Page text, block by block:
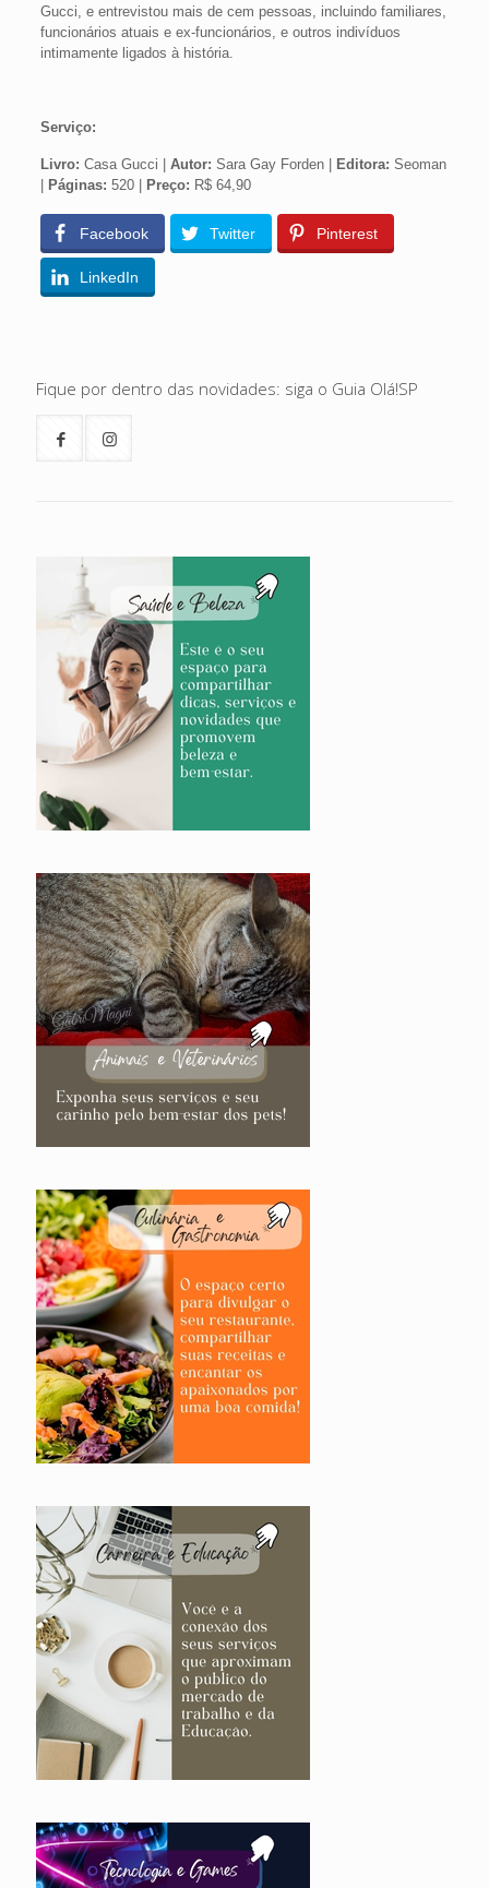
Gucci, e entrevistou mais de cem pessoas, incluindo familiares,
funcionários atuais e ex-funcionários, e outros indivíduos
intimamente ligados à história.
Serviço:
Livro: Casa Gucci | Autor: Sara Gay Forden | Editora: Seoman
Páginas: 520 | Preço: R$ 64,90
Facebook Twitter Pinterest
LinkedIn
Fique por dentro das novidades: siga o Guia Olá!SP